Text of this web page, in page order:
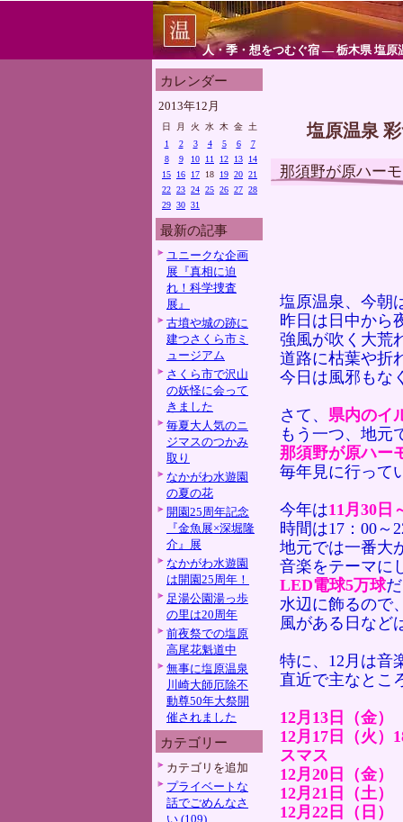
人・季・想をつむぐ宿 ― 栃木県 塩原
カレンダー
2013年12月
日 月 火 水 木 金
土
1
2 3 4 5 6
7
8
9 10 11 12 13
14
15
16 17 18 19 20 21
22 23 24 25 26 27 28
29 30 31
最新の記事
ユニークな企画
展『真相に迫
れ！科学捜査
展』
古墳や城の跡に
建つさくら市ミ
ュージアム
さくら市で沢山
の妖怪に会って
きました
毎夏大人気のニ
ジマスのつかみ
取り
なかがわ水遊園
の夏の花
開園25周年記念
『金魚展×深堀隆
介』展
なかがわ水遊園
は開園25周年！
足湯公園湯っ歩
の里は20周年
前夜祭での塩原
高尾花魁道中
無事に塩原温泉
川崎大師厄除不
動尊50年大祭開
催されました
カテゴリー
カテゴリを追加
プライベートな
話でごめんなさ
い (109)
塩原温泉
那須野が原ハー
塩原温泉、今朝
昨日は日中から
強風が吹く大荒
道路に枯葉や折
今日は風邪もな
さて、 県内のイ
もう一つ、地元
那須野が原ハー
毎年見に行って
今年は11月30日
時間は17：00～
地元では一番大
音楽をテーマに
LED電球5万球
水辺に飾るので
風がある日など
特に、12月は音
直近で主なとこ
12月13日（金
12月17日（火
スマス
12月20日（金
12月21日（土
12月22日（日